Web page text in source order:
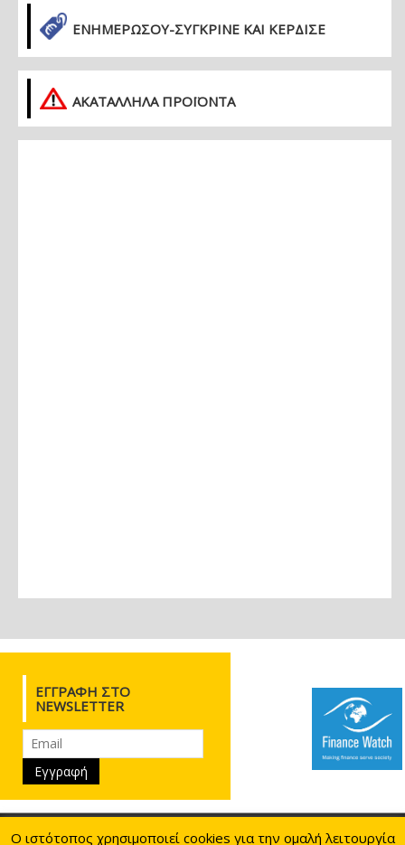
ΕΝΗΜΕΡΏΣΟΥ-ΣΎΓΚΡΙΝΕ ΚΑΙ ΚΈΡΔΙΣΕ
ΑΚΑΤΑΛΛΗΛΑ ΠΡΟΪΟΝΤΑ
ΕΓΓΡΑΦΉ ΣΤΟ
NEWSLETTER
Ιουλιανού 28, 10433 Αθήνα 210.8817730
210.8817784
Ο ιστότοπος χρησιμοποιεί cookies για την ομαλή λειτουργία